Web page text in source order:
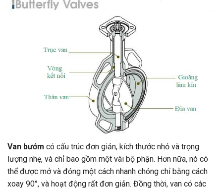
Van bướm có cấu trúc đơn giản, kích thước nhỏ và trọng
lượng nhẹ, và chỉ bao gồm một vài bộ phận. Hơn nữa, nó có
thể được mở và đóng một cách nhanh chóng chỉ bằng cách
xoay 90°, và hoạt động rất đơn giản. Đồng thời, van có các